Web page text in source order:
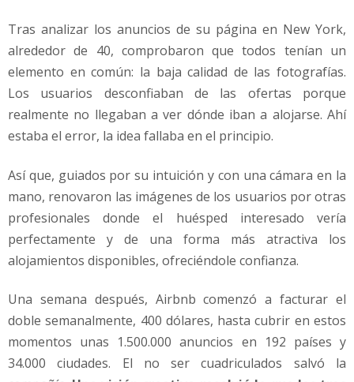
Tras analizar los anuncios de su página en New York,
alrededor de 40, comprobaron que todos tenían un
elemento en común: la baja calidad de las fotografías.
Los usuarios desconfiaban de las ofertas porque
realmente no llegaban a ver dónde iban a alojarse. Ahí
estaba el error, la idea fallaba en el principio.
Así que, guiados por su intuición y con una cámara en la
mano, renovaron las imágenes de los usuarios por otras
profesionales donde el huésped interesado vería
perfectamente y de una forma más atractiva los
alojamientos disponibles, ofreciéndole confianza.
Una semana después, Airbnb comenzó a facturar el
doble semanalmente, 400 dólares, hasta cubrir en estos
momentos unas 1.500.000 anuncios en 192 países y
34.000 ciudades. El no ser cuadriculados salvó la